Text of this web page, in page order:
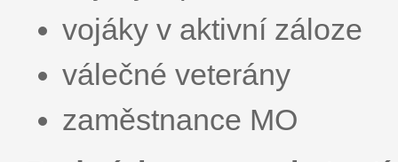
vojáky v aktivní záloze
válečné veterány
zaměstnance MO